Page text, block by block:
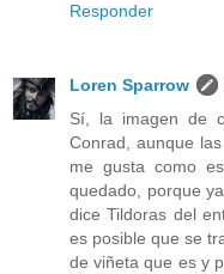
Responder
Loren Sparrow
Sí, la imagen de
Conrad, aunque
me gusta como
quedado, porque
dice Tildoras del
es posible que se
de viñeta que es y